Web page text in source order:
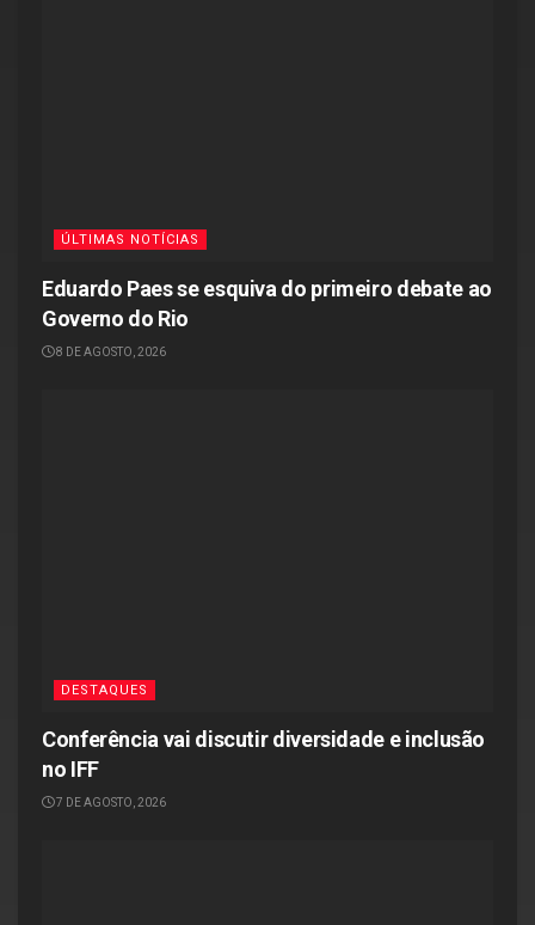
ÚLTIMAS NOTÍCIAS
Eduardo Paes se esquiva do primeiro debate ao
Governo do Rio
8 DE AGOSTO, 2026
DESTAQUES
Conferência vai discutir diversidade e inclusão
no IFF
7 DE AGOSTO, 2026